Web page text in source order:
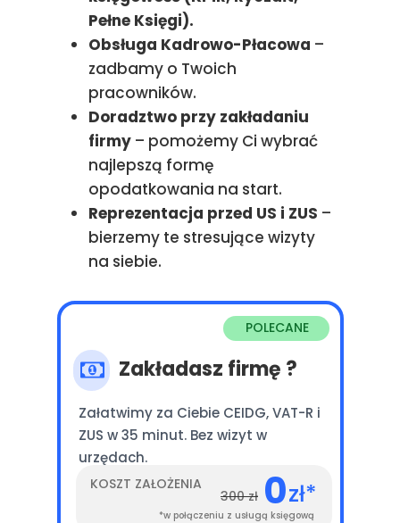
Pełne Księgi).
Obsługa Kadrowo-Płacowa –
zadbamy o Twoich
pracowników.
Doradztwo przy zakładaniu
firmy – pomożemy Ci wybrać
najlepszą formę
opodatkowania na start.
Reprezentacja przed US i ZUS –
bierzemy te stresujące wizyty
na siebie.
POLECANE
*w połączeniu z usługą księgową
zł*
0
300 zł
KOSZT ZAŁOŻENIA
Zakładasz firmę ?
Załatwimy za Ciebie CEIDG, VAT-R i
ZUS w 35 minut. Bez wizyt w
urzędach.